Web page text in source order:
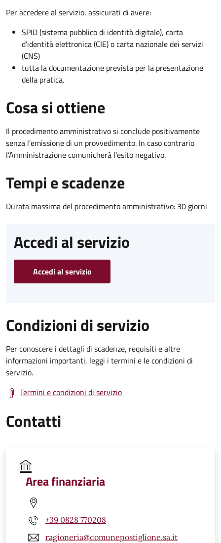
Per accedere al servizio, assicurati di avere:
SPID (sistema pubblico di identità digitale), carta
d’identità elettronica (CIE) o carta nazionale dei servizi
(CNS)
tutta la documentazione prevista per la presentazione
della pratica.
Cosa si ottiene
Il procedimento amministrativo si conclude positivamente
senza l’emissione di un provvedimento. In caso contrario
l’Amministrazione comunicherà l’esito negativo.
Tempi e scadenze
Durata massima del procedimento amministrativo: 30 giorni
Accedi al servizio
Accedi al servizio
Condizioni di servizio
Per conoscere i dettagli di scadenze, requisiti e altre
informazioni importanti, leggi i termini e le condizioni di
servizio.
Termini e condizioni di servizio
Contatti
Area finanziaria
+39 0828 770208
ragioneria@comunepostiglione.sa.it